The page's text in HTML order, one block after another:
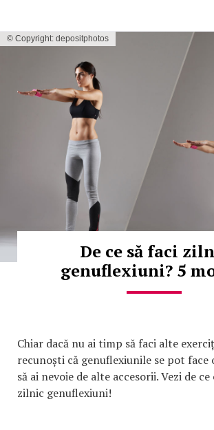
© Copyright: depositphotos
De ce să faci
genuflexiuni? 5
Chiar dacă nu ai timp să faci alte
recunoști că genuflexiunile se pot face
să ai nevoie de alte accesorii. Vezi de
zilnic genuflexiuni!